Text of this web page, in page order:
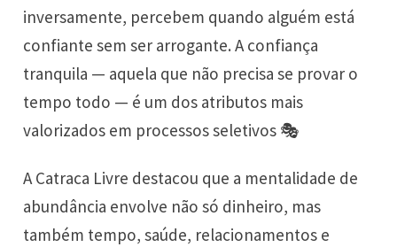
inversamente, percebem quando alguém está
confiante sem ser arrogante. A confiança
tranquila — aquela que não precisa se provar o
tempo todo — é um dos atributos mais
valorizados em processos seletivos 🎭
A Catraca Livre destacou que a mentalidade de
abundância envolve não só dinheiro, mas
também tempo, saúde, relacionamentos e